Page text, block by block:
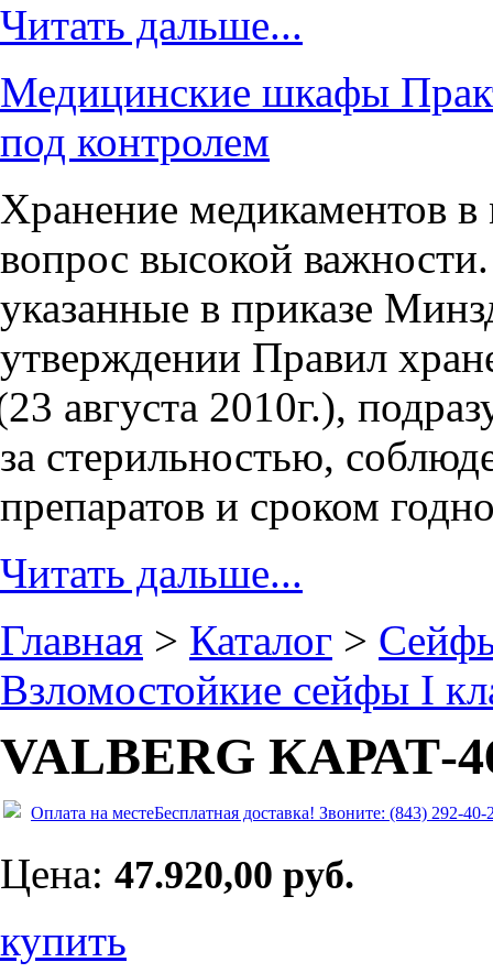
Читать дальше...
Медицинские шкафы
под контролем
Хранение медикаментов
вопрос высокой
указанные в приказе
утверждении Правил
августа 2010г.),
за стерильностью,
препаратов и сроком
Читать дальше...
Главная > Каталог >
Взломостойкие сейфы I
VALBERG КАРАТ-
Оплата на местеБесплатная доставка! Звоните: (843) 292-40-
Цена: 47.920,00 руб.
купить